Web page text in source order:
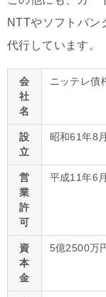
NTTやソフトバン
代行しています。
会
社
名
ニッテレ債
設
立
昭和61年8
営
業
許
可
平成11年6
資
本
金
5億2500万